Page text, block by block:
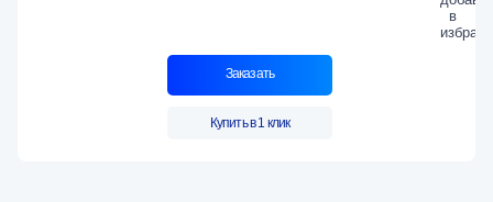
Заказать
Купить в 1 клик